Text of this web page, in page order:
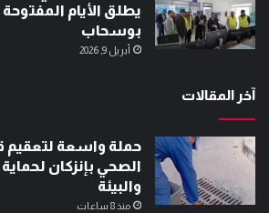
يطلق الأيام
بوسحاب
أبريل 9, 2026
آخر المقالات
حملة واسعة لتعقيم
الصحي بإنزكان
والبيئة
منذ 8 ساعات